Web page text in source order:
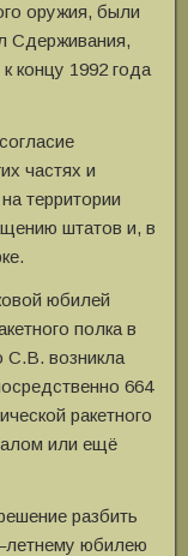
оружия, были
Сдерживания,
концу 1992 года
частях и
территории
штатов и, в
юбилей
полка в
С.В. возникла
664
ракетного
или ещё
разбить
юбилею